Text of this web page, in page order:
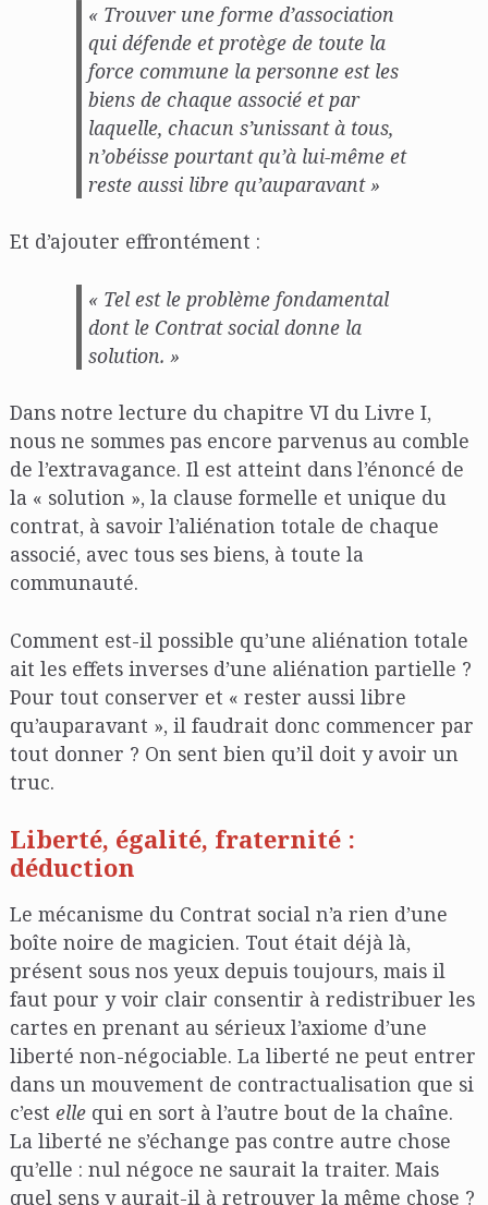
« Trouver une forme d’association
qui défende et protège de toute la
force commune la personne est les
biens de chaque associé et par
laquelle, chacun s’unissant à tous,
n’obéisse pourtant qu’à lui-même et
reste aussi libre qu’auparavant »
Et d’ajouter effrontément :
« Tel est le problème fondamental
dont le Contrat socialdonne la
solution. »
Dans notre lecture du chapitre VI du Livre I,
nous ne sommes pas encore parvenus au comble
de l’extravagance. Il est atteint dans l’énoncé de
la « solution », la clause formelle et unique du
contrat, à savoir l’aliénation totale de chaque
associé, avec tous ses biens, à toute la
communauté.
Comment est-il possible qu’une aliénation totale
ait les effets inverses d’une aliénation partielle ?
Pour tout conserver et « rester aussi libre
qu’auparavant », il faudrait donc commencer par
tout donner ? On sent bien qu’il doit y avoir un
truc.
Liberté, égalité, fraternité :
déduction
Le mécanisme du Contrat social n’a rien d’une
boîte noire de magicien. Tout était déjà là,
présent sous nos yeux depuis toujours, mais il
faut pour y voir clair consentir à redistribuer les
cartes en prenant au sérieux l’axiome d’une
liberté non-négociable. La liberté ne peut entrer
dans un mouvement de contractualisation que si
c’est elle qui en sort à l’autre bout de la chaîne.
La liberté ne s’échange pas contre autre chose
qu’elle : nul négoce ne saurait la traiter. Mais
quel sens y aurait-il à retrouver la même chose ?